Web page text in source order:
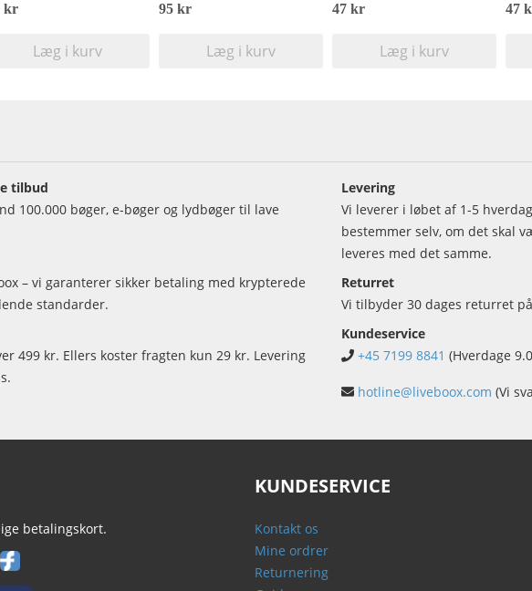
kr
Læg i kurv
95 kr
Læg i kurv
47 kr
Læg i kurv
47
tilbud
100.000 bøger, e-bøger og lydbøger til lave
– vi garanterer sikker betaling med krypterede
standarder.
499 kr. Ellers koster fragten kun 29 kr. Levering
Levering
Vi leverer i løbet af 1-5
bestemmer selv, om det skal
leveres med det samme.
Returret
Vi tilbyder 30 dages returret
Kundeservice
+45 7199 8841 (Hverdage
hotline@liveboox.com (Vi
betalingskort.
KUNDESERVICE
Kontakt os
Mine ordrer
Returnering